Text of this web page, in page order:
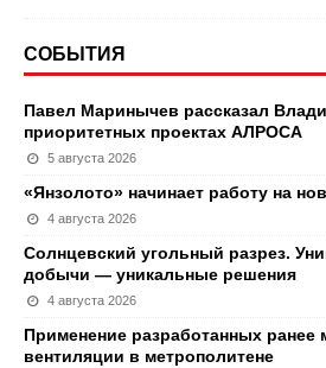
СОБЫТИЯ
Павел Маринычев рассказал
приоритетных проектах АЛРОСА
5 августа 2026
«Янзолото» начинает работу на
4 августа 2026
Солнцевский угольный разрез.
добычи — уникальные решения
4 августа 2026
Применение разработанных ранее
вентиляции в метрополитене